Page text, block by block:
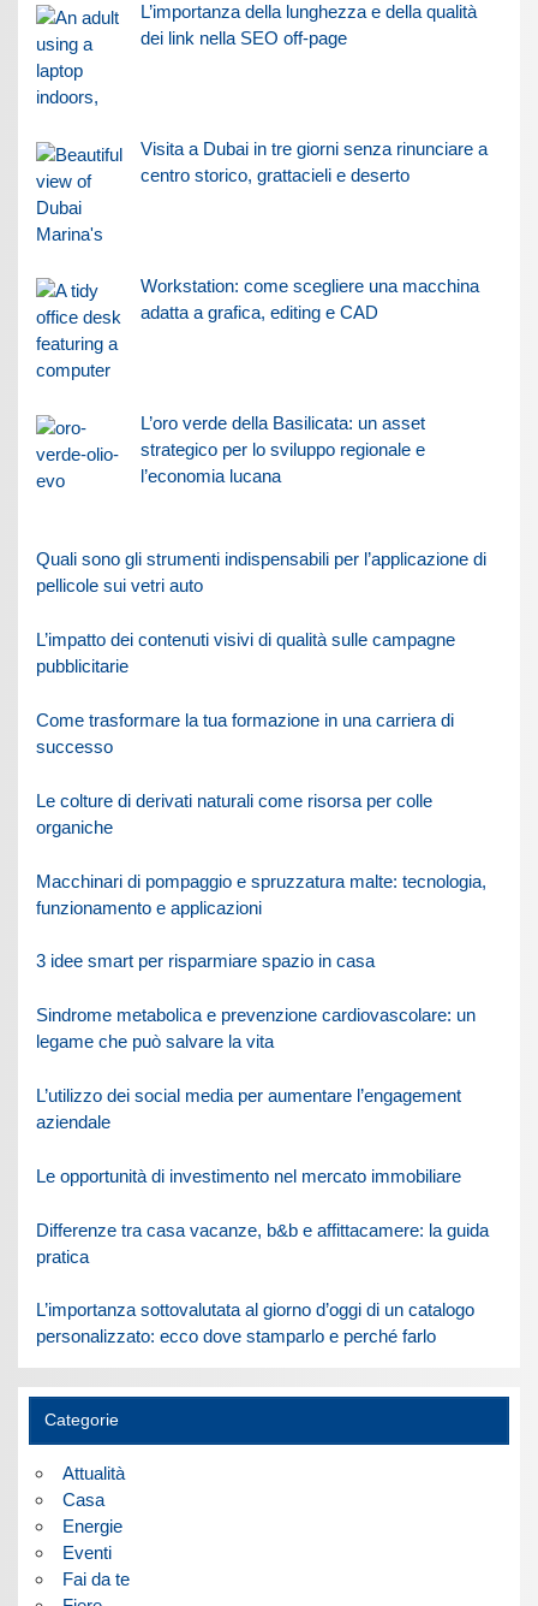
L’importanza della lunghezza e della qualità
dei link nella SEO off-page
Visita a Dubai in tre giorni senza rinunciare a
centro storico, grattacieli e deserto
Workstation: come scegliere una macchina
adatta a grafica, editing e CAD
L’oro verde della Basilicata: un asset
strategico per lo sviluppo regionale e
l’economia lucana
Quali sono gli strumenti indispensabili per l’applicazione di
pellicole sui vetri auto
L’impatto dei contenuti visivi di qualità sulle campagne
pubblicitarie
Come trasformare la tua formazione in una carriera di
successo
Le colture di derivati naturali come risorsa per colle
organiche
Macchinari di pompaggio e spruzzatura malte: tecnologia,
funzionamento e applicazioni
3 idee smart per risparmiare spazio in casa
Sindrome metabolica e prevenzione cardiovascolare: un
legame che può salvare la vita
L’utilizzo dei social media per aumentare l’engagement
aziendale
Le opportunità di investimento nel mercato immobiliare
Differenze tra casa vacanze, b&b e affittacamere: la guida
pratica
L’importanza sottovalutata al giorno d’oggi di un catalogo
personalizzato: ecco dove stamparlo e perché farlo
Categorie
Attualità
Casa
Energie
Eventi
Fai da te